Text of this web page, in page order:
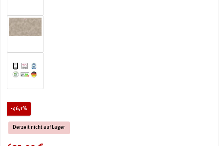
-46,1%Rabatt
Derzeit nicht auf Lager
Verkaufspreis: